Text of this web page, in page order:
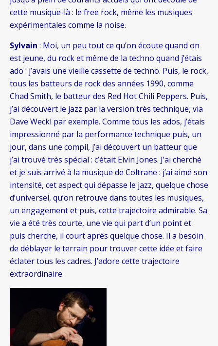
cette musique-là : le free rock, même les musiques
expérimentales comme la noise.
Sylvain : Moi, un peu tout ce qu’on écoute quand on
est jeune, du rock et même de la techno quand j’étais
ado : j’avais une vieille cassette de techno. Puis, le rock,
tous les batteurs de rock des années 1990, comme
Chad Smith, le batteur des Red Hot Chili Peppers. Puis,
j’ai découvert le jazz par la version très technique, via
Dave Weckl par exemple. Comme tous les ados, j’étais
impressionné par la performance technique puis, un
jour, dans une compil, j’ai découvert un batteur que
j’ai trouvé très spécial : c’était Elvin Jones. J’ai cherché
et je suis arrivé à la musique de Coltrane : j’ai aimé son
intensité, cet aspect qui dépasse le jazz, quelque chose
d’universel, qu’on retrouve dans toutes les musiques,
un engagement et puis, cette trajectoire admirable. Sa
vie a été très courte, une vie qui part d’un point et
puis cherche, il court après quelque chose. Il a besoin
de déblayer le terrain pour trouver cette idée et faire
éclater tous les cadres. J’adore cette trajectoire
extraordinaire.